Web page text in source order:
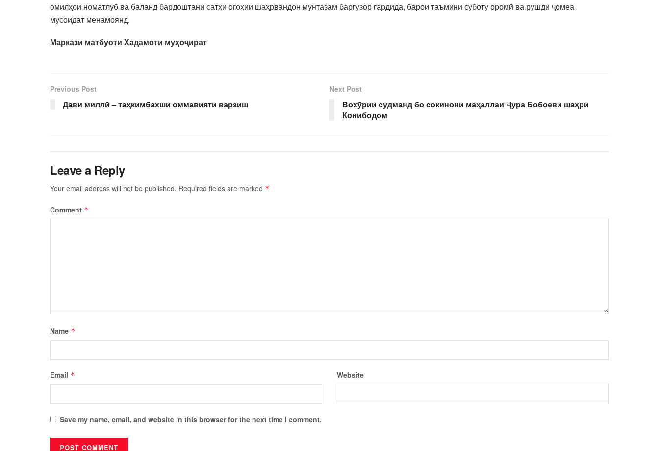
омилҳои номатлуб ва баланд бардоштани сатҳи огоҳии шаҳрвандон мунтазам баргузор гардида, барои таъмини суботу оромӣ ва рушди ҷомеа
мусоидат менамоянд.
Маркази матбуоти Хадамоти муҳоҷират
Previous Post
Дави миллӣ – таҳкимбахши оммавияти варзиш
Next Post
Вохӯрии судманд бо сокинони маҳаллаи Ҷура Бобоеви шаҳри
Конибодом
Leave a Reply
Your email address will not be published. Required fields are marked *
Comment *
Name *
Email * Website
Save my name, email, and website in this browser for the next time I comment.